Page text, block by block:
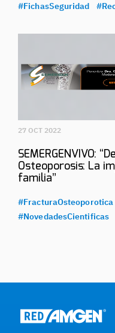
#FichasSeguridad
27 OCT 2022
SEMERGENVIVO:
Osteoporosis: La
familia”
#FracturaOsteoporotica
#NovedadesCientificas